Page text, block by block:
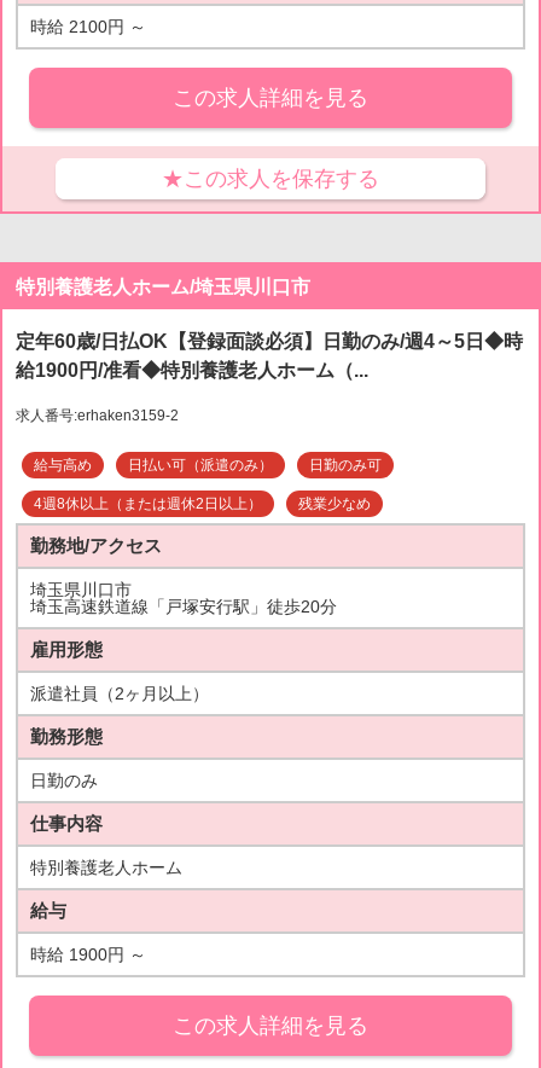
時給 2100円 ～
この求人詳細を見る
★この求人を保存する
特別養護老人ホーム/埼玉県川口市
定年60歳/日払OK【登録面談必須】日勤のみ/週4～5日◆時
給1900円/准看◆特別養護老人ホーム（...
求人番号:erhaken3159-2
給与高め 日払い可（派遣のみ） 日勤のみ可
4週8休以上（または週休2日以上） 残業少なめ
勤務地/アクセス
埼玉県川口市
埼玉高速鉄道線「戸塚安行駅」徒歩20分
雇用形態
派遣社員（2ヶ月以上）
勤務形態
日勤のみ
仕事内容
特別養護老人ホーム
給与
時給 1900円 ～
この求人詳細を見る